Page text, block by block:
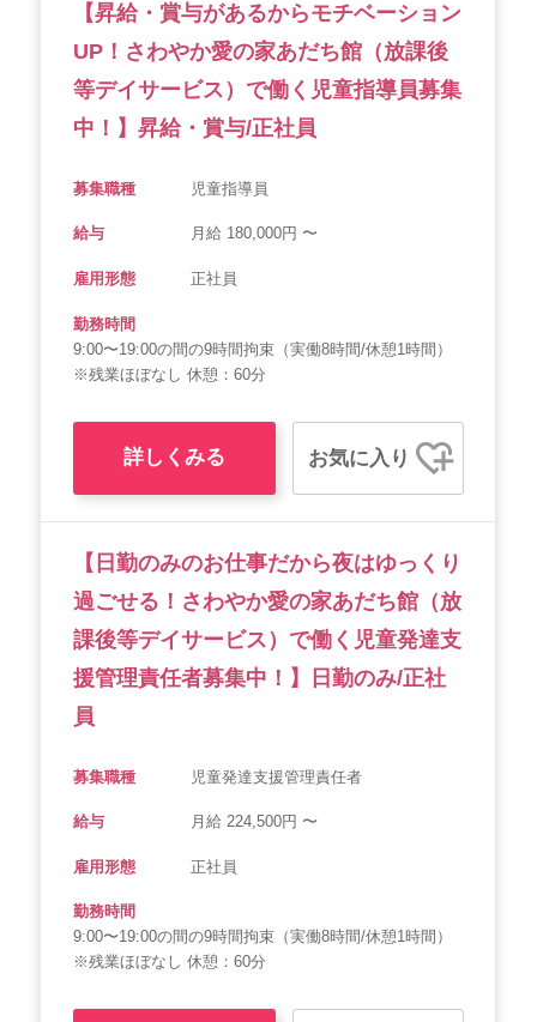
【昇給・賞与があるからモチベーション
UP！さわやか愛の家あだち館（放課後
等デイサービス）で働く児童指導員募集
中！】昇給・賞与/正社員
募集職種 児童指導員
給与 月給 180,000円 〜
雇用形態 正社員
勤務時間
9:00〜19:00の間の9時間拘束（実働8時間/休憩1時間）
※残業ほぼなし 休憩：60分
詳しくみる お気に入り
【日勤のみのお仕事だから夜はゆっくり
過ごせる！さわやか愛の家あだち館（放
課後等デイサービス）で働く児童発達支
援管理責任者募集中！】日勤のみ/正社
員
募集職種 児童発達支援管理責任者
給与 月給 224,500円 〜
雇用形態 正社員
勤務時間
9:00〜19:00の間の9時間拘束（実働8時間/休憩1時間）
※残業ほぼなし 休憩：60分